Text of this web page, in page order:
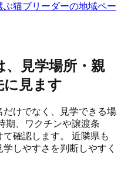
ぶ猫ブリーダーの地域ペー
、見学場所・親
に見ます
けでなく、見学できる場
期、ワクチンや譲渡条
確認します。 近隣県も
しやすさを判断しやすく